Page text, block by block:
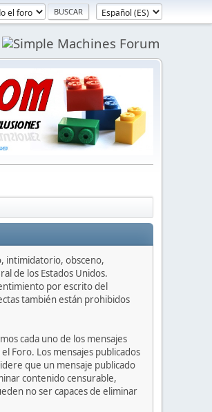
intimidatorio, obsceno,
de los Estados Unidos.
por escrito del
también están prohibidos
cada uno de los mensajes
Foro. Los mensajes publicados
que un mensaje publicado
contenido censurable,
no ser capaces de eliminar